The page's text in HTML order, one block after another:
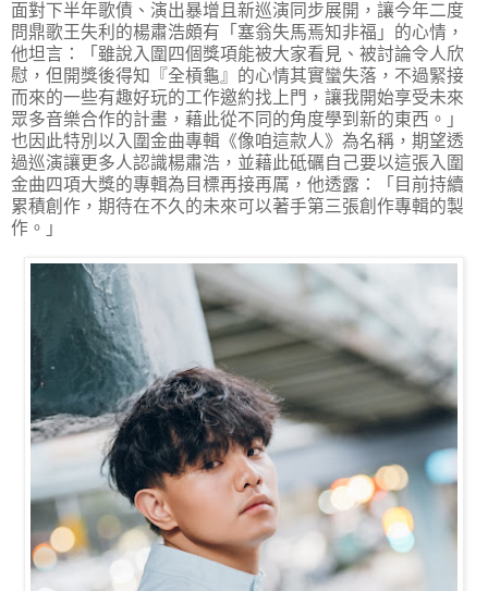
面對下半年歌債、演出暴增且新巡演同步展開，讓今年二度
問鼎歌王失利的楊肅浩頗有「塞翁失馬焉知非福」的心情，
他坦言：「雖說入圍四個獎項能被大家看見、被討論令人欣
慰，但開獎後得知『全槓龜』的心情其實蠻失落，不過緊接
而來的一些有趣好玩的工作邀約找上門，讓我開始享受未來
眾多音樂合作的計畫，藉此從不同的角度學到新的東西。」
也因此特別以入圍金曲專輯《像咱這款人》為名稱，期望透
過巡演讓更多人認識楊肅浩，並藉此砥礪自己要以這張入圍
金曲四項大獎的專輯為目標再接再厲，他透露：「目前持續
累積創作，期待在不久的未來可以著手第三張創作專輯的製
作。」